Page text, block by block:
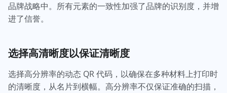
品牌战略中。所有元素的一致性加强了品牌的识别度，并增
进了信誉。
选择高清晰度以保证清晰度
选择高分辨率的动态 QR 代码，以确保在多种材料上打印时
的清晰度，从名片到横幅。高分辨率不仅保证准确的扫描，